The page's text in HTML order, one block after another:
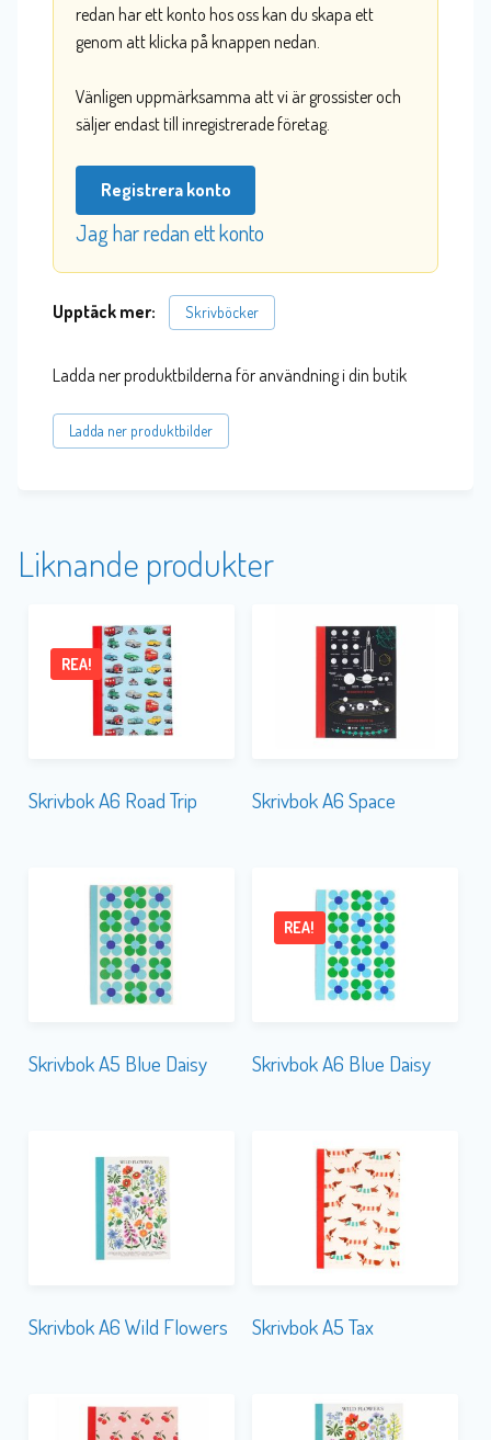
redan har ett konto hos oss kan du skapa ett
genom att klicka på knappen nedan.
Vänligen uppmärksamma att vi är grossister och
säljer endast till inregistrerade företag.
Registrera konto
Jag har redan ett konto
Upptäck mer: Skrivböcker
Ladda ner produktbilderna för användning i din butik
Ladda ner produktbilder
Liknande produkter
Skrivbok A6 Road Trip
REA!
Skrivbok A6 Space
Skrivbok A5 Blue Daisy Skrivbok A6 Blue Daisy
REA!
Skrivbok A6 Wild Flowers Skrivbok A5 Tax